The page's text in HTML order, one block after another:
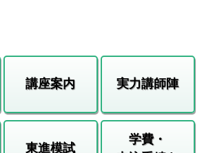
講座案内 実力講師陣
東進模試
学費・